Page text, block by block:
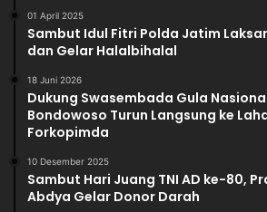
01 April 2025
Sambut Idul Fitri Polda Jatim
dan Gelar Halalbihalal
18 Juni 2026
Dukung Swasembada Gula
Bondowoso Turun Langsung ke
Forkopimda
10 Desember 2025
Sambut Hari Juang TNI AD ke-80,
Abdya Gelar Donor Darah